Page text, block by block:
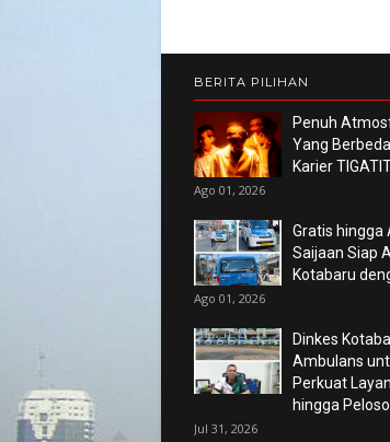
BERITA PILIHAN
Penuh
Yang
Karier
Ago 01, 2026
Gratis hingga
Saijaan Siap
Kotabaru
Ago 01, 2026
Dinkes
Ambulans
Perkuat
hingga
Jul 31, 2026